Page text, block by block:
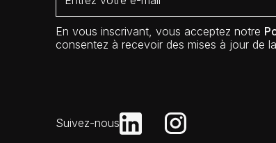
En vous inscrivant, vous acceptez notre
consentez à recevoir des mises à jour de
Suivez-nous